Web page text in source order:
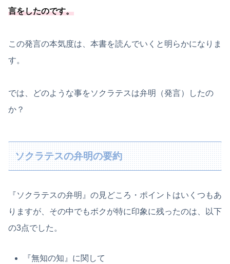
言をしたのです。
この発言の本気度は、本書を読んでいくと明らかになりま
す。
では、どのような事をソクラテスは弁明（発言）したの
か？
ソクラテスの弁明の要約
『ソクラテスの弁明』の見どころ・ポイントはいくつもあ
りますが、その中でもボクが特に印象に残ったのは、以下
の3点でした。
『無知の知』に関して